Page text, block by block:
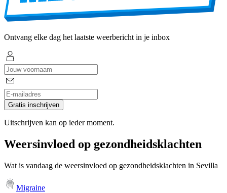
Ontvang elke dag het laatste weerbericht in je inbox
Gratis inschrijven
Uitschrijven kan op ieder moment.
Weersinvloed op gezondheidsklachten
Wat is vandaag de weersinvloed op gezondheidsklachten in Sevilla
Migraine